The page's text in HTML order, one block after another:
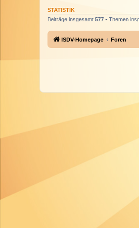
STATISTIK
Beiträge insgesamt 577 • Themen
ISDV-Homepage Foren